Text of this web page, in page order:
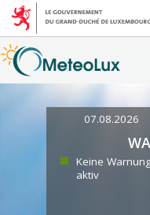
07.08.2026
Keine
aktiv